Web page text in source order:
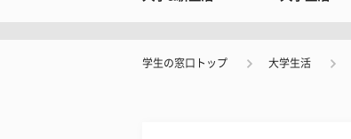
学生の窓口トップ 大学生活